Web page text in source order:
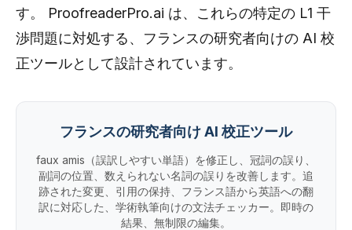
す。 ProofreaderPro.ai は、これらの特定の L1 干
渉問題に対処する、フランスの研究者向けの AI 校
正ツールとして設計されています。
フランスの研究者向け AI 校正ツール
faux amis（誤訳しやすい単語）を修正し、冠詞の誤り、
副詞の位置、数えられない名詞の誤りを改善します。追
跡された変更、引用の保持、フランス語から英語への翻
訳に対応した、学術執筆向けの文法チェッカー。即時の
結果、無制限の編集。